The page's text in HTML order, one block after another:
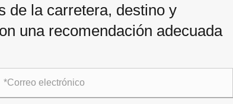
de la carretera, destino y
una recomendación adecuada